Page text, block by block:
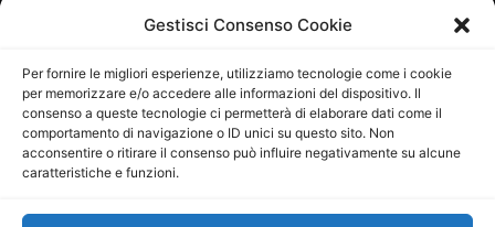
Gestisci Consenso Cookie
Per fornire le migliori esperienze, utilizziamo tecnologie come i cookie
per memorizzare e/o accedere alle informazioni del dispositivo. Il
consenso a queste tecnologie ci permetterà di elaborare dati come il
comportamento di navigazione o ID unici su questo sito. Non
acconsentire o ritirare il consenso può influire negativamente su alcune
caratteristiche e funzioni.
29/09/2015
Direttore Editoriale: Maurizio Scaglione
Direttore Responsabile: Maria Calabrese